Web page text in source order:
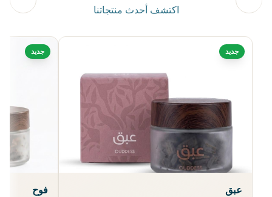
اكتشف أحدث منتجاتنا
جديد
عبق
جديد
فوح